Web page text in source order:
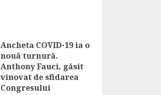
Ancheta COVID-19 ia o
nouă turnură.
Anthony Fauci, găsit
vinovat de sfidarea
Congresului